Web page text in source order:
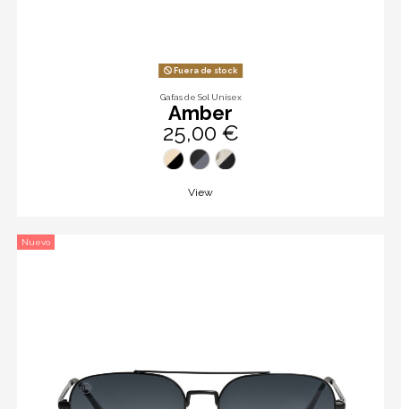
Fuera de stock
Gafas de Sol Unisex
Amber
25,00 €
View
Nuevo